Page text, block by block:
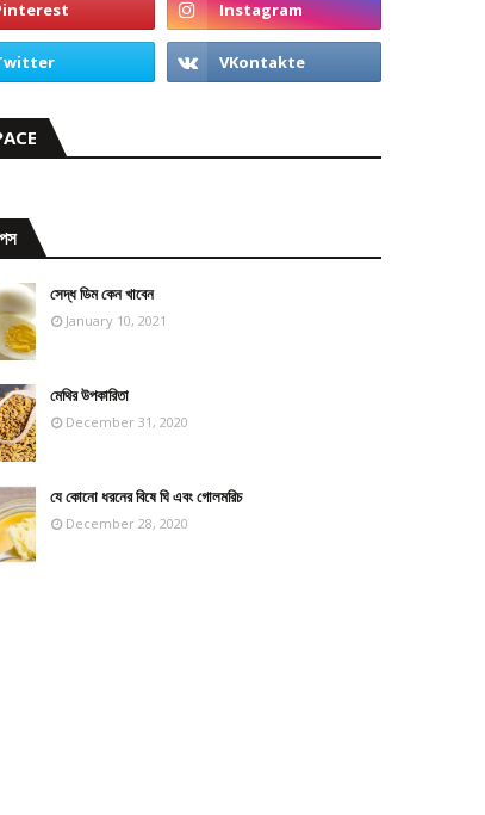
সেদ্ধ ডিম কেন খাবেন
January 10, 2021
মেথির উপকারিতা
December 31, 2020
যে কোনো ধরনের বিষে ঘি এবং গোলমরিচ
December 28, 2020